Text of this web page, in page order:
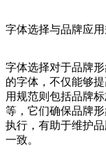
字体选择与品牌应
字体选择对于品牌
的字体，不仅能够
用规范则包括品牌
等，它们确保品牌
执行，有助于维护
一致。